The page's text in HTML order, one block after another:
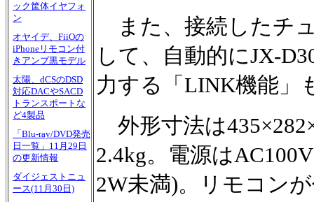
ック筐体イヤフォ
ン
オヤイデ、FiiOの
iPhoneリモコン付
きアンプ黒モデル
太陽、dCSのDSD
対応DACやSACD
トランスポートな
ど4製品
「Blu-ray/DVD発売
日一覧」11月29日
の更新情報
ダイジェストニュ
ース(11月30日)
また、接続したチ
して、自動的にJX-
力する「LINK機能」
外形寸法は
2.4kg。電源は
2W未満)。リモコン